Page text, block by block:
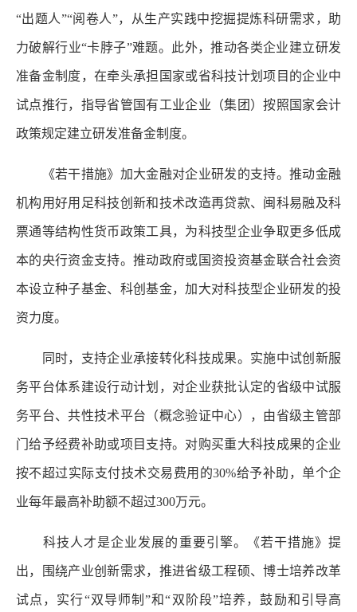
“出题人”“阅卷人”，从生产实践中挖掘提炼科研需求，助
力破解行业“卡脖子”难题。此外，推动各类企业建立研发
准备金制度，在牵头承担国家或省科技计划项目的企业中
试点推行，指导省管国有工业企业（集团）按照国家会计
政策规定建立研发准备金制度。
《若干措施》加大金融对企业研发的支持。推动金融
机构用好用足科技创新和技术改造再贷款、闽科易融及科
票通等结构性货币政策工具，为科技型企业争取更多低成
本的央行资金支持。推动政府或国资投资基金联合社会资
本设立种子基金、科创基金，加大对科技型企业研发的投
资力度。
同时，支持企业承接转化科技成果。实施中试创新服
务平台体系建设行动计划，对企业获批认定的省级中试服
务平台、共性技术平台（概念验证中心），由省级主管部
门给予经费补助或项目支持。对购买重大科技成果的企业
按不超过实际支付技术交易费用的30%给予补助，单个企
业每年最高补助额不超过300万元。
科技人才是企业发展的重要引擎。《若干措施》提
出，围绕产业创新需求，推进省级工程硕、博士培养改革
试点，实行“双导师制”和“双阶段”培养，鼓励和引导高